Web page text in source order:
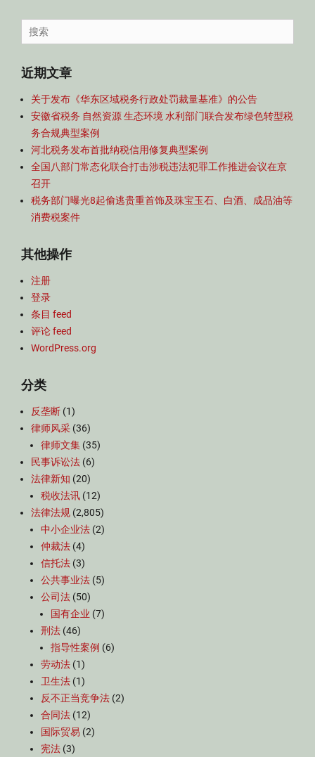
导
航
Search
for:
近期文章
关于发布《华东区域税务行政处罚裁量基准》的公告
安徽省税务 自然资源 生态环境 水利部门联合发布绿色转型税
务合规典型案例
河北税务发布首批纳税信用修复典型案例
全国八部门常态化联合打击涉税违法犯罪工作推进会议在京
召开
税务部门曝光8起偷逃贵重首饰及珠宝玉石、白酒、成品油等
消费税案件
其他操作
注册
登录
条目 feed
评论 feed
WordPress.org
分类
反垄断 (1)
律师风采 (36)
律师文集 (35)
民事诉讼法 (6)
法律新知 (20)
税收法讯 (12)
法律法规 (2,805)
中小企业法 (2)
仲裁法 (4)
信托法 (3)
公共事业法 (5)
公司法 (50)
国有企业 (7)
刑法 (46)
指导性案例 (6)
劳动法 (1)
卫生法 (1)
反不正当竞争法 (2)
合同法 (12)
国际贸易 (2)
宪法 (3)